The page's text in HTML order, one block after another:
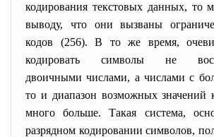
кодирования текстовых данных, то
выводу, что они вызваны
кодов (256). В то же время,
кодировать символы не
двоичными числами, а числами с
то и диапазон возможных значений
много больше. Такая система,
разрядном кодировании символов,